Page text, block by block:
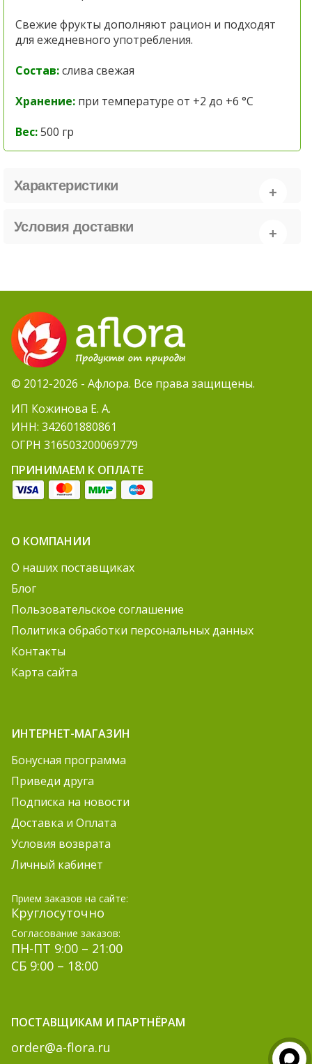
Свежие фрукты дополняют рацион и подходят
для ежедневного употребления.
Состав:слива свежая
Хранение: при температуре от +2 до +6 °C
Вес:500 гр
Характеристики
Условия доставки
© 2012-2026 - Афлора. Все права защищены.
ИП Кожинова Е. А.
ИНН: 342601880861
ОГРН 316503200069779
ПРИНИМАЕМ К ОПЛАТЕ
О КОМПАНИИ
О наших поставщиках
Блог
Пользовательское соглашение
Политика обработки персональных данных
Контакты
Карта сайта
ИНТЕРНЕТ-МАГАЗИН
Бонусная программа
Приведи друга
Подписка на новости
Доставка и Оплата
Условия возврата
Личный кабинет
Прием заказов на сайте:
Круглосуточно
Согласование заказов:
ПН-ПТ 9:00 – 21:00
СБ 9:00 – 18:00
ПОСТАВЩИКАМ И ПАРТНЁРАМ
order@a-flora.ru